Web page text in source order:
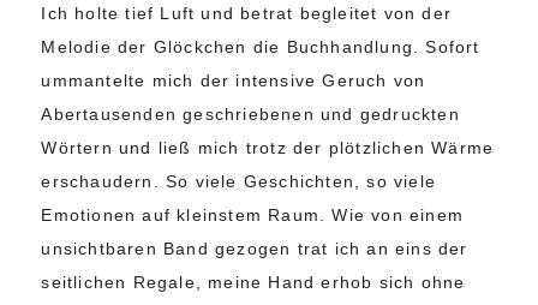
Ich holte tief Luft und betrat begleitet von der
Melodie der Glöckchen die Buchhandlung. Sofort
ummantelte mich der intensive Geruch von
Abertausenden geschriebenen und gedruckten
Wörtern und ließ mich trotz der plötzlichen Wärme
erschaudern. So viele Geschichten, so viele
Emotionen auf kleinstem Raum. Wie von einem
unsichtbaren Band gezogen trat ich an eins der
seitlichen Regale, meine Hand erhob sich ohne